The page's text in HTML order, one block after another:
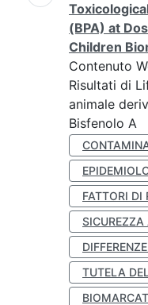
(BPA) at
Children
Contenuto
Risultati di
animale
Bisfenolo A
FATTORI DI
SICUREZZA
TUTELA